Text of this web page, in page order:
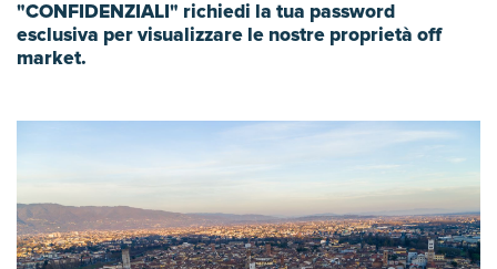
"CONFIDENZIALI" richiedi la tua password
esclusiva per visualizzare le nostre proprietà off
market.